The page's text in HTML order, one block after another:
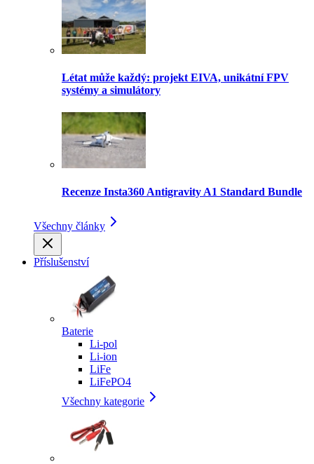
Létat může každý: projekt EIVA, unikátní FPV
systémy a simulátory
Recenze Insta360 Antigravity A1 Standard Bundle
Všechny články
Příslušenství
Baterie
Li-pol
Li-ion
LiFe
LiFePO4
Všechny kategorie